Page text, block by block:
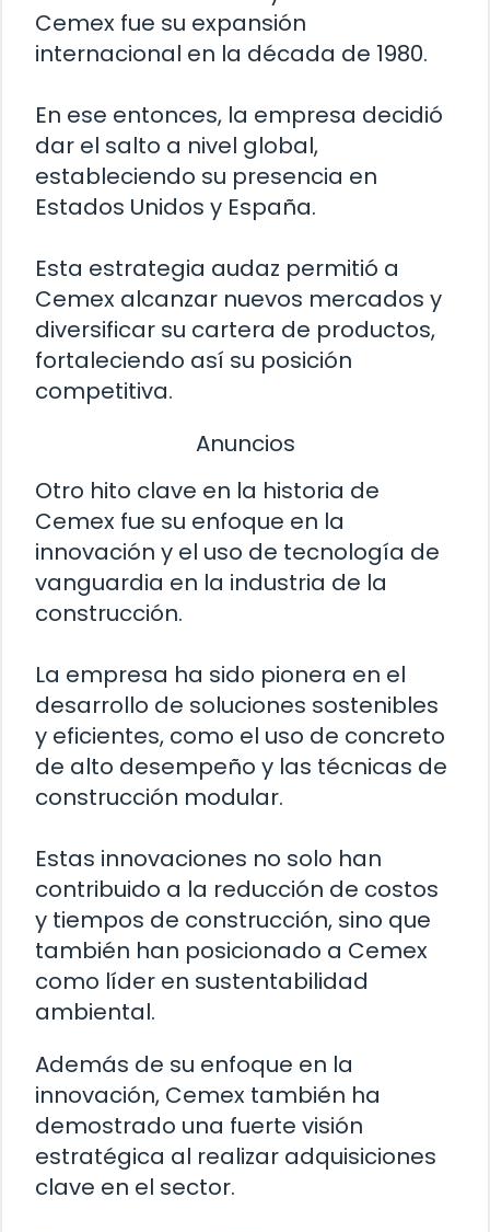
Cemex fue su expansión
internacional en la década de 1980.
En ese entonces, la empresa decidió
dar el salto a nivel global,
estableciendo su presencia en
Estados Unidos y España.
Esta estrategia audaz permitió a
Cemex alcanzar nuevos mercados y
diversificar su cartera de productos,
fortaleciendo así su posición
competitiva.
Anuncios
Otro hito clave en la historia de
Cemex fue su enfoque en la
innovación y el uso de tecnología de
vanguardia en la industria de la
construcción.
La empresa ha sido pionera en el
desarrollo de soluciones sostenibles
y eficientes, como el uso de concreto
de alto desempeño y las técnicas de
construcción modular.
Estas innovaciones no solo han
contribuido a la reducción de costos
y tiempos de construcción, sino que
también han posicionado a Cemex
como líder en sustentabilidad
ambiental.
Además de su enfoque en la
innovación, Cemex también ha
demostrado una fuerte visión
estratégica al realizar adquisiciones
clave en el sector.